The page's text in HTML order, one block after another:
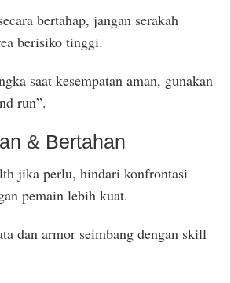
bertahap, jangan serakah
berisiko tinggi.
saat kesempatan aman, gunakan
run”.
& Bertahan
jika perlu, hindari konfrontasi
pemain lebih kuat.
dan armor seimbang dengan skill